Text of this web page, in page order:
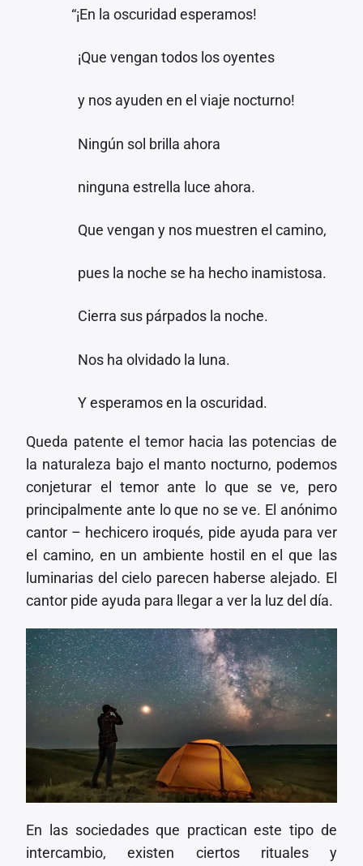
“¡En la oscuridad esperamos!
¡Que vengan todos los oyentes
y nos ayuden en el viaje nocturno!
Ningún sol brilla ahora
ninguna estrella luce ahora.
Que vengan y nos muestren el camino,
pues la noche se ha hecho inamistosa.
Cierra sus párpados la noche.
Nos ha olvidado la luna.
Y esperamos en la oscuridad.
Queda patente el temor hacia las potencias de
la naturaleza bajo el manto nocturno, podemos
conjeturar el temor ante lo que se ve, pero
principalmente ante lo que no se ve. El anónimo
cantor – hechicero iroqués, pide ayuda para ver
el camino, en un ambiente hostil en el que las
luminarias del cielo parecen haberse alejado. El
cantor pide ayuda para llegar a ver la luz del día.
En las sociedades que practican este tipo de
intercambio, existen ciertos rituales y